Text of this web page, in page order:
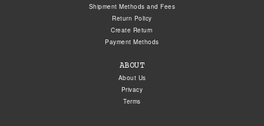
Shipment Methods and Fees
Return Policy
Create Return
Payment Methods
ABOUT
About Us
Privacy
Terms